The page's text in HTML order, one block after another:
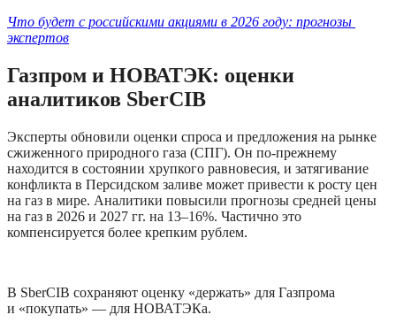
Что будет с российскими акциями в 2026 году: прогнозы
экспертов
Газпром и НОВАТЭК: оценки
аналитиков SberCIB
Эксперты обновили оценки спроса и предложения на рынке
сжиженного природного газа (СПГ). Он по-прежнему
находится в состоянии хрупкого равновесия, и затягивание
конфликта в Персидском заливе может привести к росту цен
на газ в мире. Аналитики повысили прогнозы средней цены
на газ в 2026 и 2027 гг. на 13–16%. Частично это
компенсируется более крепким рублем.
В SberCIB сохраняют оценку «держать» для Газпрома
и «покупать» — для НОВАТЭКа.